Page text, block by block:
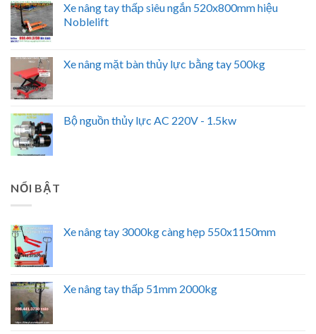
Xe nâng tay thấp siêu ngắn 520x800mm hiệu
Noblelift
Xe nâng mặt bàn thủy lực bằng tay 500kg
Bộ nguồn thủy lực AC 220V - 1.5kw
NỔI BẬT
Xe nâng tay 3000kg càng hẹp 550x1150mm
Xe nâng tay thấp 51mm 2000kg